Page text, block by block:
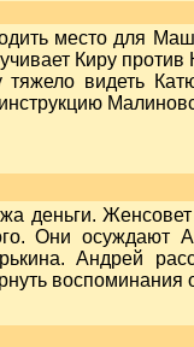
место для
Киру
видеть
деньги.
Они осуждают
Андрей
воспоминания